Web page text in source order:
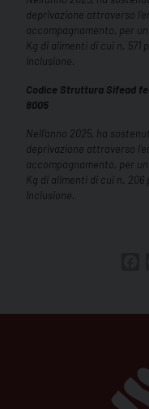
deprivazione attraverso
accompagnamento, per
Kg di alimenti di cui n.
Inclusione.
Codice Struttura Sifead
8005
Nell’anno 2025, ha
deprivazione attraverso
accompagnamento, per
Kg di alimenti di cui n.
Inclusione.